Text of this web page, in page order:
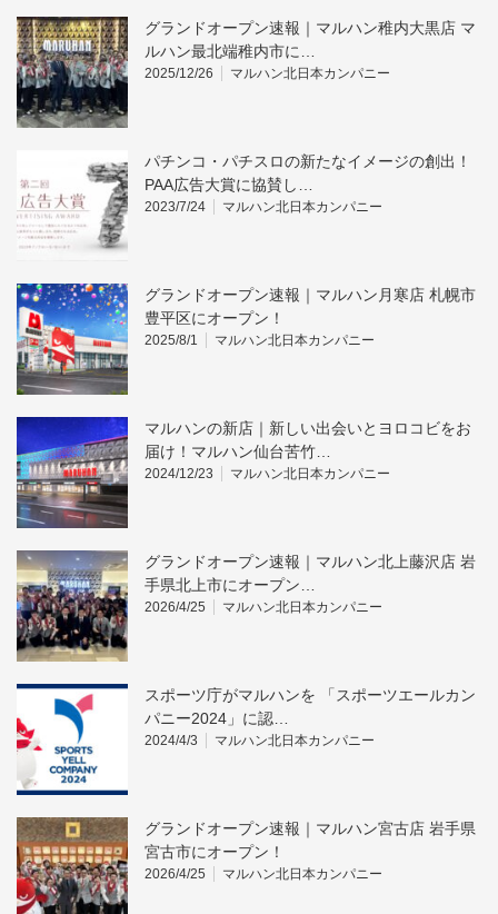
グランドオープン速報｜マルハン稚内大黒店 マ
ルハン最北端稚内市に…
2025/12/26 マルハン北日本カンパニー
パチンコ・パチスロの新たなイメージの創出！
PAA広告大賞に協賛し…
2023/7/24 マルハン北日本カンパニー
グランドオープン速報｜マルハン月寒店 札幌市
豊平区にオープン！
2025/8/1 マルハン北日本カンパニー
マルハンの新店｜新しい出会いとヨロコビをお
届け！マルハン仙台苦竹…
2024/12/23 マルハン北日本カンパニー
グランドオープン速報｜マルハン北上藤沢店 岩
手県北上市にオープン…
2026/4/25 マルハン北日本カンパニー
スポーツ庁がマルハンを 「スポーツエールカン
パニー2024」に認…
2024/4/3 マルハン北日本カンパニー
グランドオープン速報｜マルハン宮古店 岩手県
宮古市にオープン！
2026/4/25 マルハン北日本カンパニー